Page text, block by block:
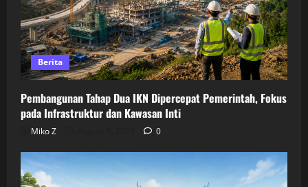
Berita
Pembangunan Tahap Dua IKN Dipercepat Pemerintah, Fokus
pada Infrastruktur dan Kawasan Inti
Miko Z 0